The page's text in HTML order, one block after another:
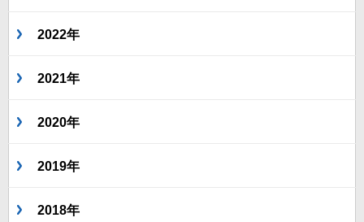
2022年
2021年
2020年
2019年
2018年